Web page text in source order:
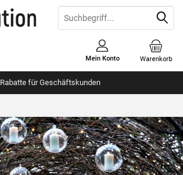
Rabatte für Geschäftskunden
Warenkorb
Mein Konto